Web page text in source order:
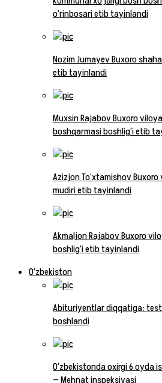
o‘rinbosari etib tayinlandi
Nozim Jumayev Buxoro
etib tayinlandi
Muxsin Rajabov Buxoro
boshqarmasi boshlig‘i etib
Azizjon To‘xtamishov
mudiri etib tayinlandi
Akmaljon Rajabov Buxoro
boshlig‘i etib tayinlandi
O‘zbekiston
Abituriyentlar diqqatiga:
boshlandi
O‘zbekistonda oxirgi 6 oyda
— Mehnat inspeksiyasi